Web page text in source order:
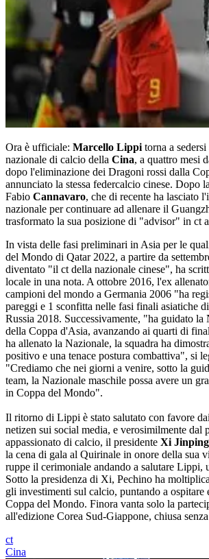
Ora è ufficiale: Marcello Lippi torna a
nazionale di calcio della Cina, a quattro mesi
dopo l'eliminazione dei Dragoni rossi dalla
annunciato la stessa federcalcio cinese. Dopo
Fabio Cannavaro, che di recente ha lasciato
nazionale per continuare ad allenare il
trasformato la sua posizione di "advisor" in ct
In vista delle fasi preliminari in Asia per le
del Mondo di Qatar 2022, a partire da
diventato "il ct della nazionale cinese", ha
locale in una nota. A ottobre 2016, l'ex
campioni del mondo a Germania 2006 "ha
pareggi e 1 sconfitta nelle fasi finali asiatiche
Russia 2018. Successivamente, "ha guidato
della Coppa d'Asia, avanzando ai quarti di
ha allenato la Nazionale, la squadra ha
positivo e una tenace postura combattiva", si
"Crediamo che nei giorni a venire, sotto la
team, la Nazionale maschile possa avere un
in Coppa del Mondo".
Il ritorno di Lippi è stato salutato con favore
netizen sui social media, e verosimilmente dal
appassionato di calcio, il presidente Xi Jinping
la cena di gala al Quirinale in onore della sua
ruppe il cerimoniale andando a salutare Lippi,
Sotto la presidenza di Xi, Pechino ha
gli investimenti sul calcio, puntando a ospitare
Coppa del Mondo. Finora vanta solo la
all'edizione Corea Sud-Giappone, chiusa
ct
Cina